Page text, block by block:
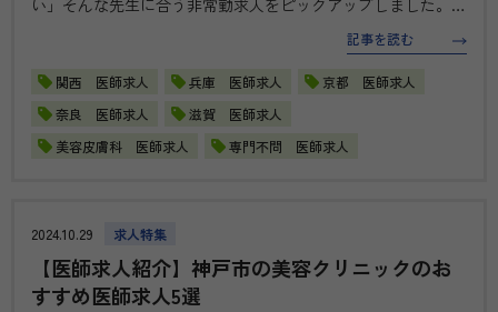
い」そんな先生に合う非常勤求人をピックアップしました。
まずはご参考までに、お気軽にチェックしてみてください！
【兵庫県神戸市】DIOクリニック 神戸三宮院（非常勤）の医師
転職・求人 この美…
記事を読む
関西 医師求人 兵庫 医師求人
京都 医師求人
奈良 医師求人
滋賀 医師求人
美容皮膚科 医師求人
専門不問 医師求人
2024.10.29 求人特集
【医師求人紹介】神戸市の美容クリニックのお
すすめ医師求人5選